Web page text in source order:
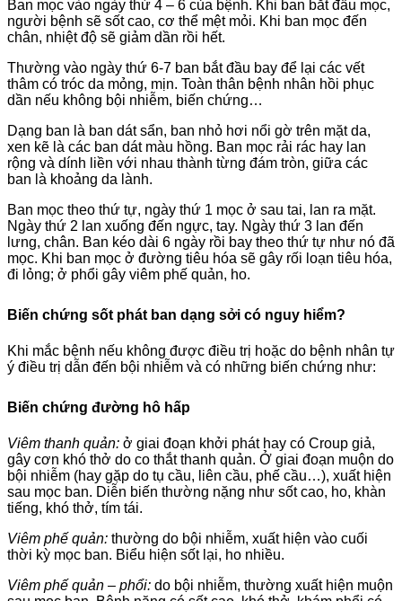
Ban mọc vào ngày thứ 4 – 6 của bệnh. Khi ban bắt đầu mọc,
người bệnh sẽ sốt cao, cơ thể mệt mỏi. Khi ban mọc đến
chân, nhiệt độ sẽ giảm dần rồi hết.
Thường vào ngày thứ 6-7 ban bắt đầu bay để lại các vết
thâm có tróc da mỏng, mịn. Toàn thân bệnh nhân hồi phục
dần nếu không bội nhiễm, biến chứng…
Dạng ban là ban dát sẩn, ban nhỏ hơi nổi gờ trên mặt da,
xen kẽ là các ban dát màu hồng. Ban mọc rải rác hay lan
rộng và dính liền với nhau thành từng đám tròn, giữa các
ban là khoảng da lành.
Ban mọc theo thứ tự, ngày thứ 1 mọc ở sau tai, lan ra mặt.
Ngày thứ 2 lan xuống đến ngực, tay. Ngày thứ 3 lan đến
lưng, chân. Ban kéo dài 6 ngày rồi bay theo thứ tự như nó đã
mọc. Khi ban mọc ở đường tiêu hóa sẽ gây rối loạn tiêu hóa,
đi lỏng; ở phổi gây viêm phế quản, ho.
Biến chứng sốt phát ban dạng sởi có nguy hiểm?
Khi mắc bệnh nếu không được điều trị hoặc do bệnh nhân tự
ý điều trị dẫn đến bội nhiễm và có những biến chứng như:
Biến chứng đường hô hấp
Viêm thanh quản: ở giai đoạn khởi phát hay có Croup giả,
gây cơn khó thở do co thắt thanh quản. Ở giai đoạn muộn do
bội nhiễm (hay gặp do tụ cầu, liên cầu, phế cầu…), xuất hiện
sau mọc ban. Diễn biến thường nặng như sốt cao, ho, khàn
tiếng, khó thở, tím tái.
Viêm phế quản: thường do bội nhiễm, xuất hiện vào cuối
thời kỳ mọc ban. Biểu hiện sốt lại, ho nhiều.
Viêm phế quản – phổi: do bội nhiễm, thường xuất hiện muộn